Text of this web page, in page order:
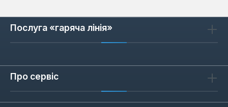
Висока енергоефективність:Завдяки
сучасним технологіям згоряння газу та
ефективним теплообмінникам, колонки
що дозволяє значно економити на
Надійність та довговічність:
Послуга «гаряча лінія»
Про сервіс